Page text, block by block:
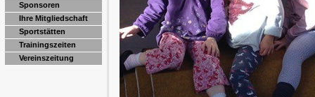
Sponsoren
Ihre Mitgliedschaft
Sportstätten
Trainingszeiten
Vereinszeitung